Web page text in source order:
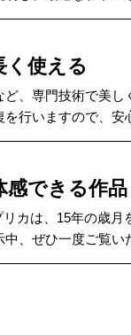
く使える
、専門技術で美
行いますので、安
感できる作品
カは、15年の歳
、ぜひ一度ご覧